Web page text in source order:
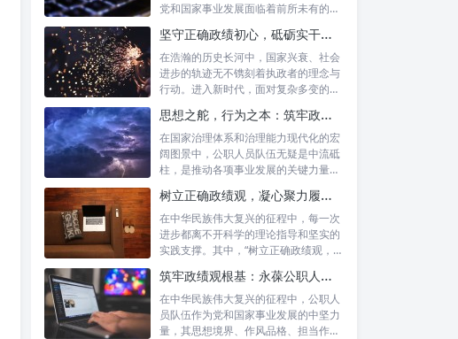
党和国家事业发展面临着前所未有的机
坚守正确政绩初心，砥砺实干担当精神：新时代高质量发展的核心引擎
在浩瀚的历史长河中，国家兴衰、社会
进步的轨迹无不镌刻着执政者的理念与
行动。进入新时代，面对复杂多变的国
思想之舵，行为之本：筑牢政绩观根基，永葆公职人员本色
在国家治理体系和治理能力现代化的宏
阔图景中，公职人员队伍无疑是中流砥
柱，是推动各项事业发展的关键力量。
树立正确政绩观，凝心聚力履职尽责：新时代下的治理智慧与实践路径
在中华民族伟大复兴的征程中，每一次
进步都离不开科学的理论指导和坚实的
实践支撑。其中，“树立正确政绩观，凝
筑牢政绩观根基：永葆公职人员本色的时代考量与实践路径
在中华民族伟大复兴的征程中，公职人
员队伍作为党和国家事业发展的中坚力
量，其思想境界、作风品格、担当作为